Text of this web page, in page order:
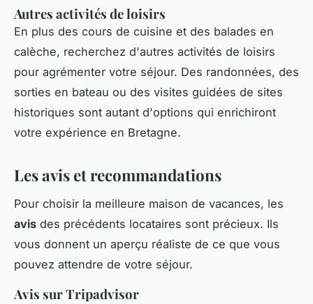
Autres activités de loisirs
En plus des cours de cuisine et des balades en
calèche, recherchez d'autres activités de loisirs
pour agrémenter votre séjour. Des randonnées, des
sorties en bateau ou des visites guidées de sites
historiques sont autant d'options qui enrichiront
votre expérience en Bretagne.
Les avis et recommandations
Pour choisir la meilleure maison de vacances, les
avis des précédents locataires sont précieux. Ils
vous donnent un aperçu réaliste de ce que vous
pouvez attendre de votre séjour.
Avis sur Tripadvisor